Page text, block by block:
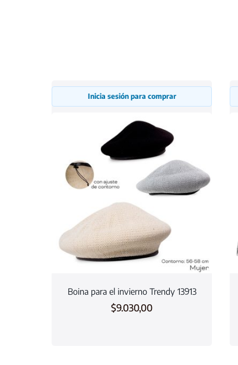
Inicia sesión para comprar
Boina para el invierno Trendy 13913
$9.030,00